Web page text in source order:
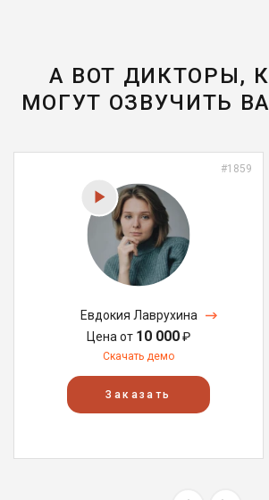
А ВОТ ДИКТОРЫ,
МОГУТ ОЗВУЧИТЬ
#1859
Евдокия Лаврухина
Цена от 10 000₽
Скачать демо
Заказать